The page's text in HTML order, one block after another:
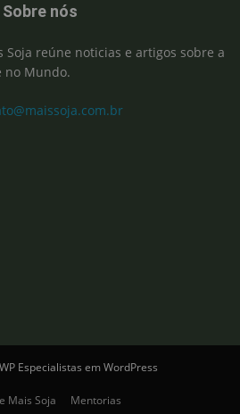
Sobre nós
Soja reúne noticias e artigos sobre a
no Mundo.
Especialistas em WordPress
Mais Soja
Mentorias